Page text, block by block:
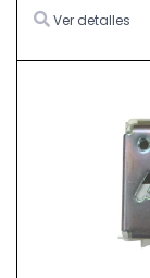
Ver detalles